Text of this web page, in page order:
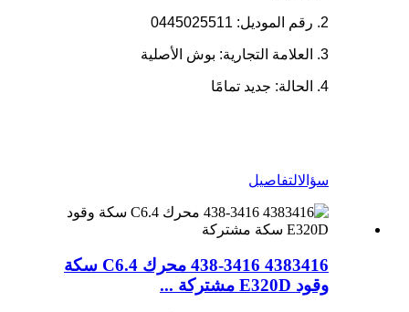
2. رقم الموديل: 0445025511
3. العلامة التجارية: بوش الأصلية
4. الحالة: جديد تمامًا
سؤالالتفاصيل
4383416 438-3416 محرك C6.4 سكة
وقود E320D مشتركة ...